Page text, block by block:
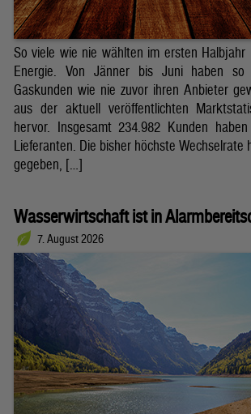
So viele wie nie wählten im ersten Halbjahr
Energie. Von Jänner bis Juni haben
Gaskunden wie nie zuvor ihren Anbieter
aus der aktuell veröffentlichten
hervor. Insgesamt 234.982 Kunden
Lieferanten. Die bisher höchste Wechselrate
gegeben, […]
Wasserwirtschaft ist in
7. August 2026